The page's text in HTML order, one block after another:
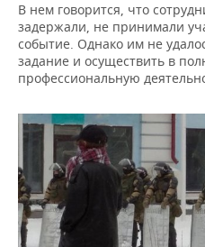
КИБЕРСПОРТ
ФИГУРНОЕ КАТАНИЕ
ВОДНЫЕ ВИДЫ СПОРТА
ХОККЕЙ С МЯЧОМ
КУЛЬТУРА
МЕДИЦИНА
ОБРАЗОВАНИЕ
ПРОИСШЕСТВИЯ
СПИСОК КОМПАНИЙ
В нем говорится, что
задержали, не принимали
событие. Однако им не
задание и осуществить в
профессиональную